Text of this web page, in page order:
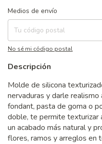
Entregas para el CP:
Medios de envío
No sé mi código postal
Descripción
Molde de silicona
nervaduras y darle
fondant, pasta de goma o
doble, te permite texturizar
un acabado más natural y
flores, ramos y arreglos en